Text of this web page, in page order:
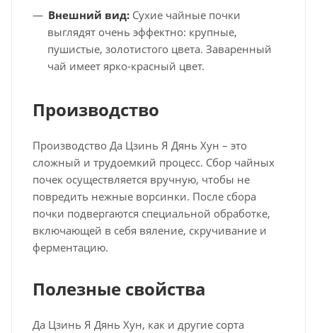
Внешний вид: Сухие чайные почки
выглядят очень эффектно: крупные,
пушистые, золотистого цвета. Заваренный
чай имеет ярко-красный цвет.
Производство
Производство Да Цзинь Я Дянь Хун – это
сложный и трудоемкий процесс. Сбор чайных
почек осуществляется вручную, чтобы не
повредить нежные ворсинки. После сбора
почки подвергаются специальной обработке,
включающей в себя вяление, скручивание и
ферментацию.
Полезные свойства
Да Цзинь Я Дянь Хун, как и другие сорта